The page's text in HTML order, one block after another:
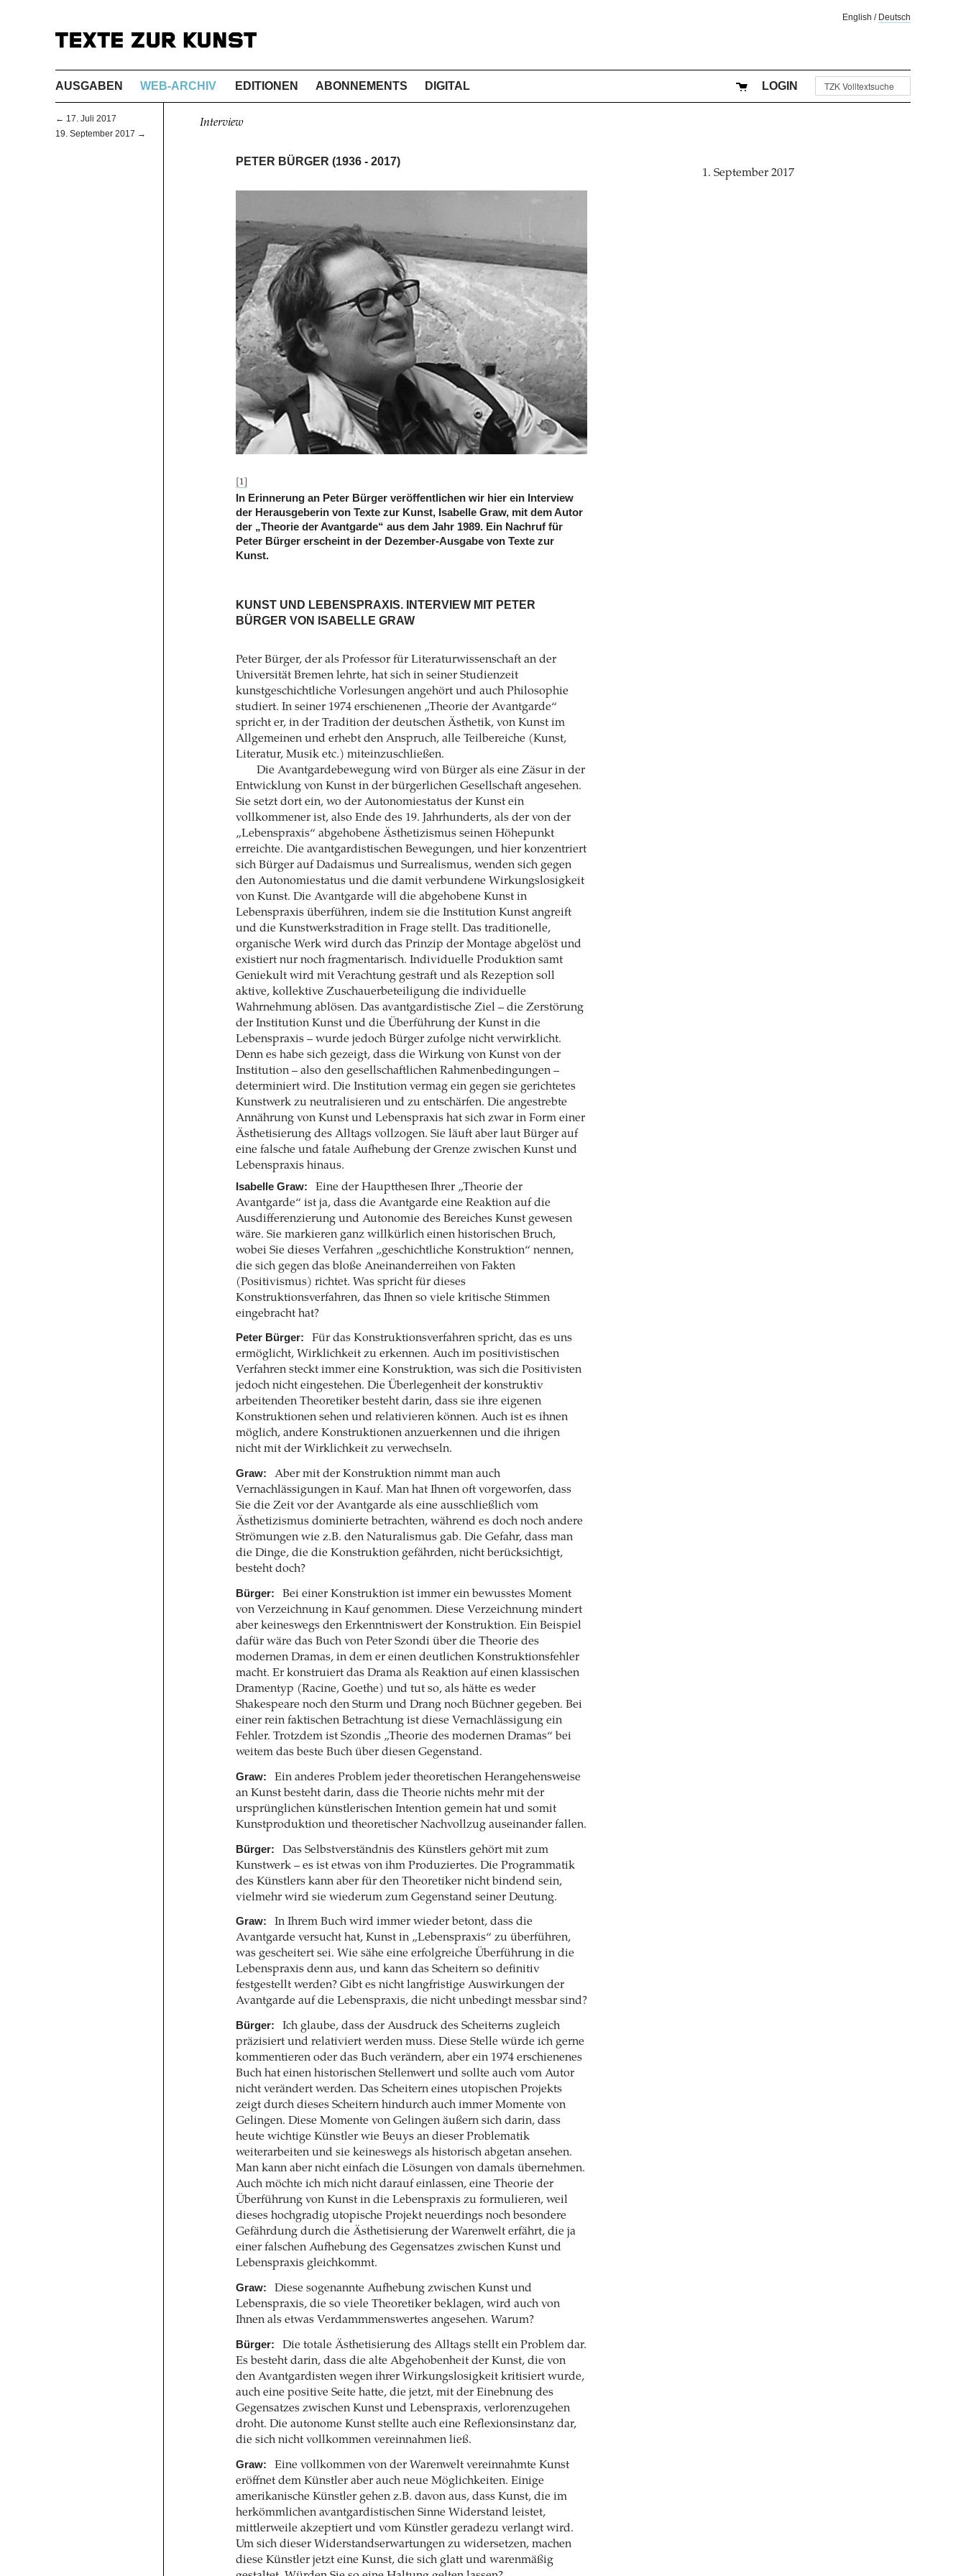
English / Deutsch
AUSGABEN WEB-ARCHIV EDITIONEN ABONNEMENTS DIGITAL LOGIN
← 17. Juli 2017
19. September 2017 →
Interview
PETER BÜRGER (1936 - 2017)
[1]
In Erinnerung an Peter Bürger veröffentlichen wir hier ein Interview
der Herausgeberin von Texte zur Kunst, Isabelle Graw, mit dem Autor
der „Theorie der Avantgarde“ aus dem Jahr 1989. Ein Nachruf für
Peter Bürger erscheint in der Dezember-Ausgabe von Texte zur
Kunst.
KUNST UND LEBENSPRAXIS. INTERVIEW MIT PETER
BÜRGER VON ISABELLE GRAW
Peter Bürger, der als Professor für Literaturwissenschaft an der
Universität Bremen lehrte, hat sich in seiner Studienzeit
kunstgeschichtliche Vorlesungen angehört und auch Philosophie
studiert. In seiner 1974 erschienenen „Theorie der Avantgarde“
spricht er, in der Tradition der deutschen Ästhetik, von Kunst im
Allgemeinen und erhebt den Anspruch, alle Teilbereiche (Kunst,
Literatur, Musik etc.) miteinzuschließen.
Die Avantgardebewegung wird von Bürger als eine Zäsur in der
Entwicklung von Kunst in der bürgerlichen Gesellschaft angesehen.
Sie setzt dort ein, wo der Autonomiestatus der Kunst ein
vollkommener ist, also Ende des 19. Jahrhunderts, als der von der
„Lebenspraxis“ abgehobene Ästhetizismus seinen Höhepunkt
erreichte. Die avantgardistischen Bewegungen, und hier konzentriert
sich Bürger auf Dadaismus und Surrealismus, wenden sich gegen
den Autonomiestatus und die damit verbundene Wirkungslosigkeit
von Kunst. Die Avantgarde will die abgehobene Kunst in
Lebenspraxis überführen, indem sie die Institution Kunst angreift
und die Kunstwerkstradition in Frage stellt. Das traditionelle,
organische Werk wird durch das Prinzip der Montage abgelöst und
existiert nur noch fragmentarisch. Individuelle Produktion samt
Geniekult wird mit Verachtung gestraft und als Rezeption soll
aktive, kollektive Zuschauerbeteiligung die individuelle
Wahrnehmung ablösen. Das avantgardistische Ziel – die Zerstörung
der Institution Kunst und die Überführung der Kunst in die
Lebenspraxis – wurde jedoch Bürger zufolge nicht verwirklicht.
Denn es habe sich gezeigt, dass die Wirkung von Kunst von der
Institution – also den gesellschaftlichen Rahmenbedingungen –
determiniert wird. Die Institution vermag ein gegen sie gerichtetes
Kunstwerk zu neutralisieren und zu entschärfen. Die angestrebte
Annährung von Kunst und Lebenspraxis hat sich zwar in Form einer
Ästhetisierung des Alltags vollzogen. Sie läuft aber laut Bürger auf
eine falsche und fatale Aufhebung der Grenze zwischen Kunst und
Lebenspraxis hinaus.
Isabelle Graw:
Eine der Hauptthesen Ihrer „Theorie der
Avantgarde“ ist ja, dass die Avantgarde eine Reaktion auf die
Ausdifferenzierung und Autonomie des Bereiches Kunst gewesen
wäre. Sie markieren ganz willkürlich einen historischen Bruch,
wobei Sie dieses Verfahren „geschichtliche Konstruktion“ nennen,
die sich gegen das bloße Aneinanderreihen von Fakten
(Positivismus) richtet. Was spricht für dieses
Konstruktionsverfahren, das Ihnen so viele kritische Stimmen
eingebracht hat?
Peter Bürger:
Für das Konstruktionsverfahren spricht, das es uns
ermöglicht, Wirklichkeit zu erkennen. Auch im positivistischen
Verfahren steckt immer eine Konstruktion, was sich die Positivisten
jedoch nicht eingestehen. Die Überlegenheit der konstruktiv
arbeitenden Theoretiker besteht darin, dass sie ihre eigenen
Konstruktionen sehen und relativieren können. Auch ist es ihnen
möglich, andere Konstruktionen anzuerkennen und die ihrigen
nicht mit der Wirklichkeit zu verwechseln.
Graw:
Aber mit der Konstruktion nimmt man auch
Vernachlässigungen in Kauf. Man hat Ihnen oft vorgeworfen, dass
Sie die Zeit vor der Avantgarde als eine ausschließlich vom
Ästhetizismus dominierte betrachten, während es doch noch andere
Strömungen wie z.B. den Naturalismus gab. Die Gefahr, dass man
die Dinge, die die Konstruktion gefährden, nicht berücksichtigt,
besteht doch?
Bürger:
Bei einer Konstruktion ist immer ein bewusstes Moment
von Verzeichnung in Kauf genommen. Diese Verzeichnung mindert
aber keineswegs den Erkenntniswert der Konstruktion. Ein Beispiel
dafür wäre das Buch von Peter Szondi über die Theorie des
modernen Dramas, in dem er einen deutlichen Konstruktionsfehler
macht. Er konstruiert das Drama als Reaktion auf einen klassischen
Dramentyp (Racine, Goethe) und tut so, als hätte es weder
Shakespeare noch den Sturm und Drang noch Büchner gegeben. Bei
einer rein faktischen Betrachtung ist diese Vernachlässigung ein
Fehler. Trotzdem ist Szondis „Theorie des modernen Dramas“ bei
weitem das beste Buch über diesen Gegenstand.
Graw:
Ein anderes Problem jeder theoretischen Herangehensweise
an Kunst besteht darin, dass die Theorie nichts mehr mit der
ursprünglichen künstlerischen Intention gemein hat und somit
Kunstproduktion und theoretischer Nachvollzug auseinander fallen.
Bürger:
Das Selbstverständnis des Künstlers gehört mit zum
Kunstwerk – es ist etwas von ihm Produziertes. Die Programmatik
des Künstlers kann aber für den Theoretiker nicht bindend sein,
vielmehr wird sie wiederum zum Gegenstand seiner Deutung.
Graw:
In Ihrem Buch wird immer wieder betont, dass die
Avantgarde versucht hat, Kunst in „Lebenspraxis“ zu überführen,
was gescheitert sei. Wie sähe eine erfolgreiche Überführung in die
Lebenspraxis denn aus, und kann das Scheitern so definitiv
festgestellt werden? Gibt es nicht langfristige Auswirkungen der
Avantgarde auf die Lebenspraxis, die nicht unbedingt messbar sind?
Bürger:
Ich glaube, dass der Ausdruck des Scheiterns zugleich
präzisiert und relativiert werden muss. Diese Stelle würde ich gerne
kommentieren oder das Buch verändern, aber ein 1974 erschienenes
Buch hat einen historischen Stellenwert und sollte auch vom Autor
nicht verändert werden. Das Scheitern eines utopischen Projekts
zeigt durch dieses Scheitern hindurch auch immer Momente von
Gelingen. Diese Momente von Gelingen äußern sich darin, dass
heute wichtige Künstler wie Beuys an dieser Problematik
weiterarbeiten und sie keineswegs als historisch abgetan ansehen.
Man kann aber nicht einfach die Lösungen von damals übernehmen.
Auch möchte ich mich nicht darauf einlassen, eine Theorie der
Überführung von Kunst in die Lebenspraxis zu formulieren, weil
dieses hochgradig utopische Projekt neuerdings noch besondere
Gefährdung durch die Ästhetisierung der Warenwelt erfährt, die ja
einer falschen Aufhebung des Gegensatzes zwischen Kunst und
Lebenspraxis gleichkommt.
Graw:
Diese sogenannte Aufhebung zwischen Kunst und
Lebenspraxis, die so viele Theoretiker beklagen, wird auch von
Ihnen als etwas Verdammmenswertes angesehen. Warum?
Bürger:
Die totale Ästhetisierung des Alltags stellt ein Problem dar.
Es besteht darin, dass die alte Abgehobenheit der Kunst, die von
den Avantgardisten wegen ihrer Wirkungslosigkeit kritisiert wurde,
auch eine positive Seite hatte, die jetzt, mit der Einebnung des
Gegensatzes zwischen Kunst und Lebenspraxis, verlorenzugehen
droht. Die autonome Kunst stellte auch eine Reflexionsinstanz dar,
die sich nicht vollkommen vereinnahmen ließ.
Graw:
Eine vollkommen von der Warenwelt vereinnahmte Kunst
eröffnet dem Künstler aber auch neue Möglichkeiten. Einige
amerikanische Künstler gehen z.B. davon aus, dass Kunst, die im
herkömmlichen avantgardistischen Sinne Widerstand leistet,
mittlerweile akzeptiert und vom Künstler geradezu verlangt wird.
Um sich dieser Widerstandserwartungen zu widersetzen, machen
diese Künstler jetzt eine Kunst, die sich glatt und warenmäßig
1. September 2017